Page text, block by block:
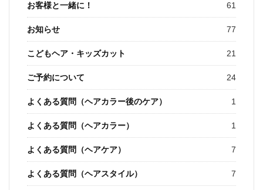
お客様と一緒に！ 61
お知らせ 77
こどもヘア・キッズカット 21
ご予約について 24
よくある質問（ヘアカラー後のケア） 1
よくある質問（ヘアカラー） 1
よくある質問（ヘアケア） 7
よくある質問（ヘアスタイル） 7